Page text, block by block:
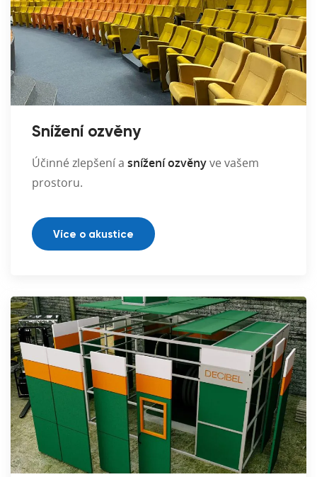
Snížení ozvěny
Účinné zlepšení a snížení ozvěnyve vašem
prostoru.
Více o akustice